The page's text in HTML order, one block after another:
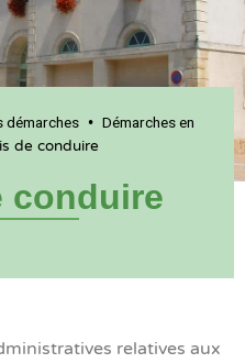
démarches • Démarches en
de conduire
conduire
relatives aux